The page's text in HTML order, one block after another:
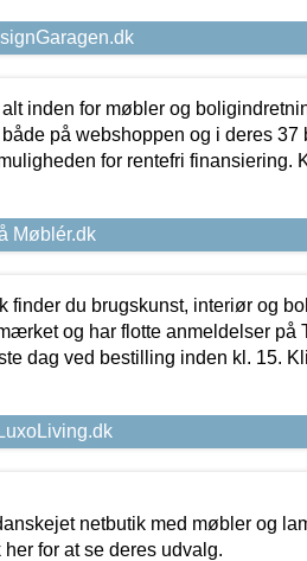
inden for møbler og
på webshoppen og i deres 37
for rentefri finansiering.
Møblér.dk
finder du brugskunst, interiør og
og har flotte anmeldelser på
dag ved bestilling inden kl. 15.
netbutik med møbler og
for at se deres udvalg.